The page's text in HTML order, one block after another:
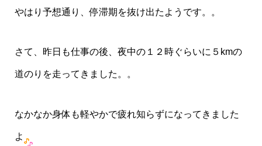
やはり予想通り、停滞期を抜け出たようです。。
さて、昨日も仕事の後、夜中の１２時ぐらいに５kmの
道のりを走ってきました。。
なかなか身体も軽やかで疲れ知らずになってきました
よ